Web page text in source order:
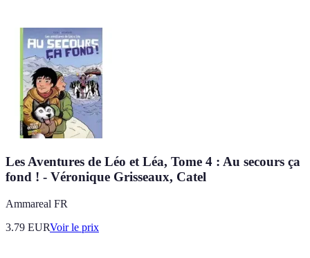
Les Aventures de Léo et Léa, Tome 4 : Au secours ça
fond ! - Véronique Grisseaux, Catel
Ammareal FR
3.79 EURVoir le prix